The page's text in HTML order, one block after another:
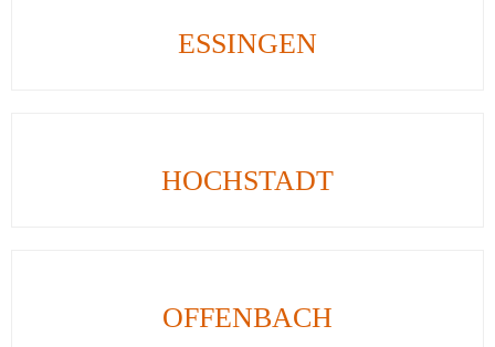
ESSINGEN
HOCHSTADT
OFFENBACH